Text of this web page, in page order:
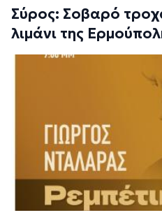
Σύρος: Σοβαρό
λιμάνι της